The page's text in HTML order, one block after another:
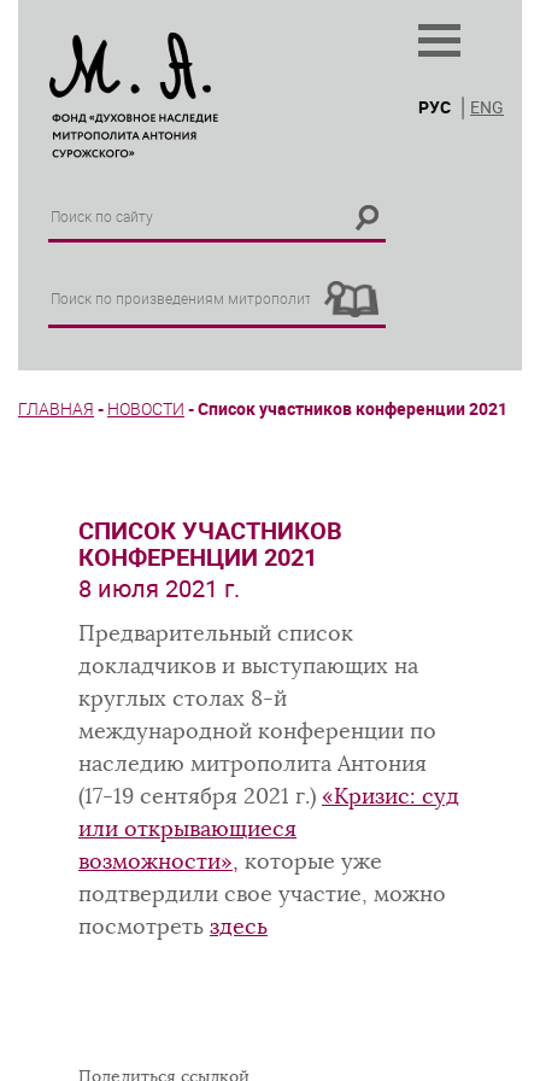
РУС ENG
ГЛАВНАЯ - НОВОСТИ -Список участников конференции 2021
СПИСОК УЧАСТНИКОВ
КОНФЕРЕНЦИИ 2021
8 июля 2021 г.
Предварительный список
докладчиков и выступающих на
круглых столах 8-й
международной конференции по
наследию митрополита Антония
(17-19 сентября 2021 г.) «Кризис: суд
или открывающиеся
возможности», которые уже
подтвердили свое участие, можно
посмотреть здесь
Поделиться ссылкой